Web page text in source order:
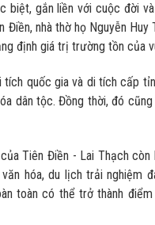
gắn liền với cuộc đời
Điền, nhà thờ họ Nguyễn
định giá trị trường tồn của
quốc gia và di tích cấp
dân tộc. Đồng thời, đó
Tiên Điền - Lai Thạch còn
hóa, du lịch trải nghiệm
toàn có thể trở thành